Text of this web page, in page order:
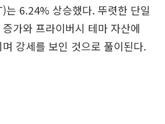
6.24% 상승했다. 뚜렷한 단일
가와 프라이버시 테마 자산에
강세를 보인 것으로 풀이된다.